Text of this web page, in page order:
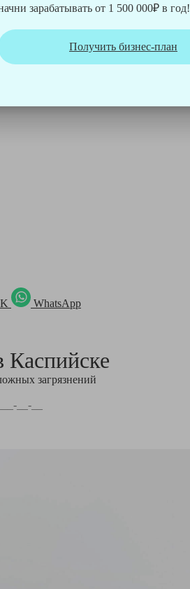
зарабатывать от 1 500 000₽ в год!
Получить бизнес-план
WhatsApp
Каспийске
загрязнений